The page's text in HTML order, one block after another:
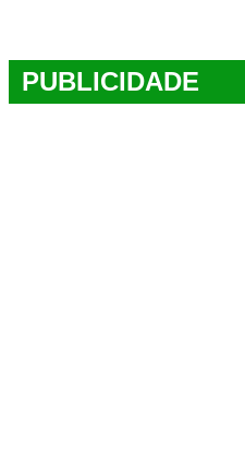
PUBLICIDADE